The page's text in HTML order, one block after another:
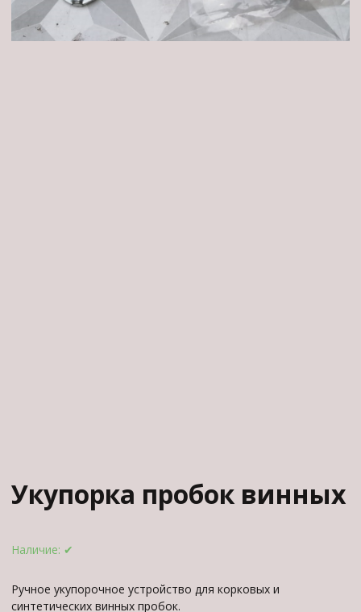
Укупорка пробок винных
Наличие: ✔
Ручное укупорочное устройство для корковых и
синтетических винных пробок.